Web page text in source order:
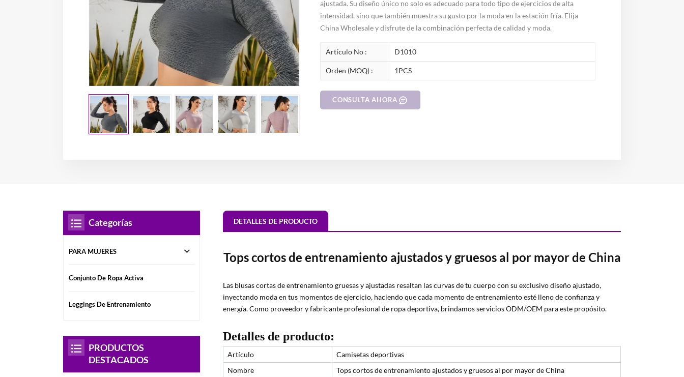
ajustada. Su diseño único no solo es adecuado para todo tipo de ejercicios de alta
intensidad, sino que también muestra su gusto por la moda en la estación fría. Elija
China Wholesale y disfrute de la combinación perfecta de calidad y moda.
Artículo No : D1010
Orden (MOQ) : 1PCS
CONSULTA AHORA
DETALLES DE PRODUCTO
Tops cortos de entrenamiento ajustados y gruesos al por mayor de China
Las blusas cortas de entrenamiento gruesas y ajustadas resaltan las curvas de tu cuerpo con su exclusivo diseño ajustado,
inyectando moda en tus momentos de ejercicio, haciendo que cada momento de entrenamiento esté lleno de confianza y
energía. Como proveedor y fabricante profesional de ropa deportiva, brindamos servicios ODM/OEM para este propósito.
Detalles de producto:
Artículo
Camisetas deportivas
Nombre
Tops cortos de entrenamiento ajustados y gruesos al por mayor de China
Categorías
PARA MUJERES
Conjunto De Ropa Activa
Leggings De Entrenamiento
PRODUCTOS
DESTACADOS